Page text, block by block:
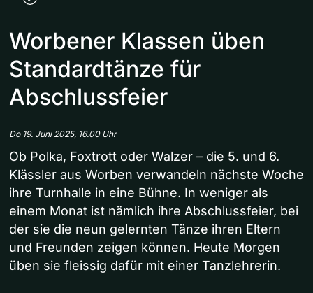
Worbener Klassen üben
Standardtänze für
Abschlussfeier
Do 19. Juni 2025, 16.00 Uhr
Ob Polka, Foxtrott oder Walzer – die 5. und 6.
Klässler aus Worben verwandeln nächste Woche
ihre Turnhalle in eine Bühne. In weniger als
einem Monat ist nämlich ihre Abschlussfeier, bei
der sie die neun gelernten Tänze ihren Eltern
und Freunden zeigen können. Heute Morgen
üben sie fleissig dafür mit einer Tanzlehrerin.